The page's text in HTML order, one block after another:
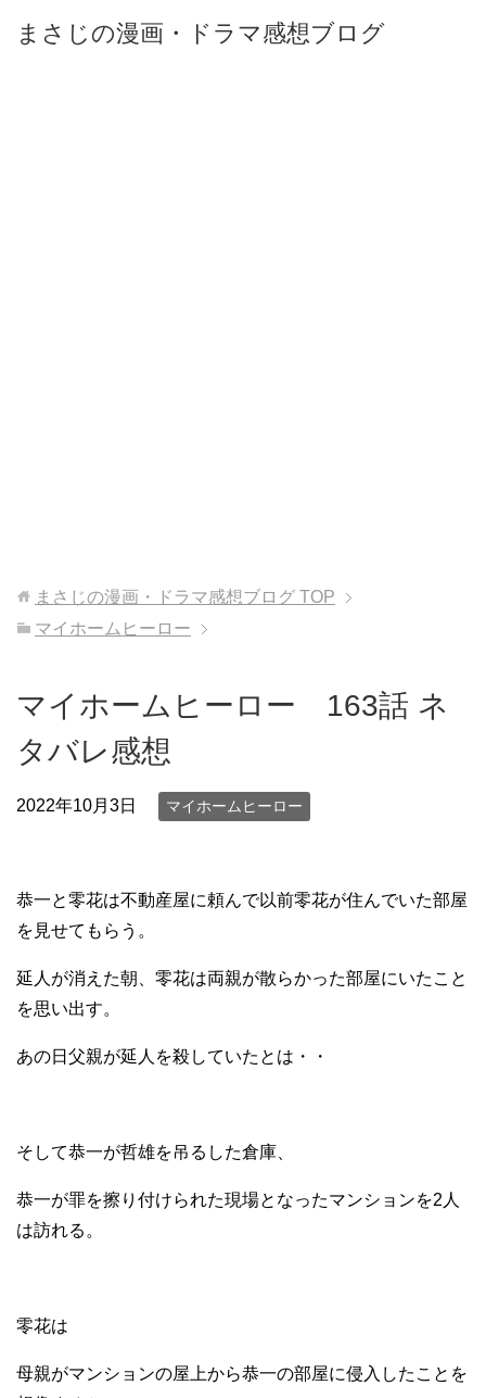
まさじの漫画・ドラマ感想ブログ
まさじの漫画・ドラマ感想ブログ TOP
マイホームヒーロー
マイホームヒーロー 163話 ネ
タバレ感想
2022年10月3日 マイホームヒーロー
恭一と零花は不動産屋に頼んで以前零花が住んでいた部屋
を見せてもらう。
延人が消えた朝、零花は両親が散らかった部屋にいたこと
を思い出す。
あの日父親が延人を殺していたとは・・
そして恭一が哲雄を吊るした倉庫、
恭一が罪を擦り付けられた現場となったマンションを2人
は訪れる。
零花は
母親がマンションの屋上から恭一の部屋に侵入したことを